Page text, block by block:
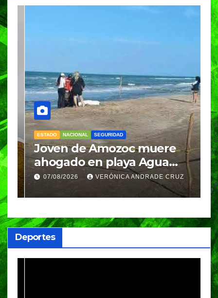
ESTADO NACIONAL SEGURIDAD
Joven de Amozoc muere
ahogado en playa Agua
Azul, en Cazones, Veracruz
07/08/2026 VERÓNICA ANDRADE CRUZ
Deportes